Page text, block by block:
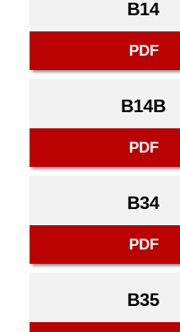
B14
PDF
B14B
PDF
B34
PDF
B35